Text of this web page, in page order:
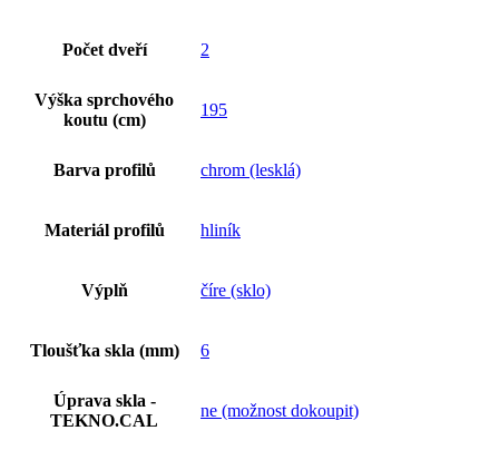
Počet dveří 2
Výška sprchového
koutu (cm)
195
Barva profilů chrom (lesklá)
Materiál profilů hliník
Výplň číre (sklo)
Tloušťka skla (mm) 6
Úprava skla -
TEKNO.CAL
ne (možnost dokoupit)